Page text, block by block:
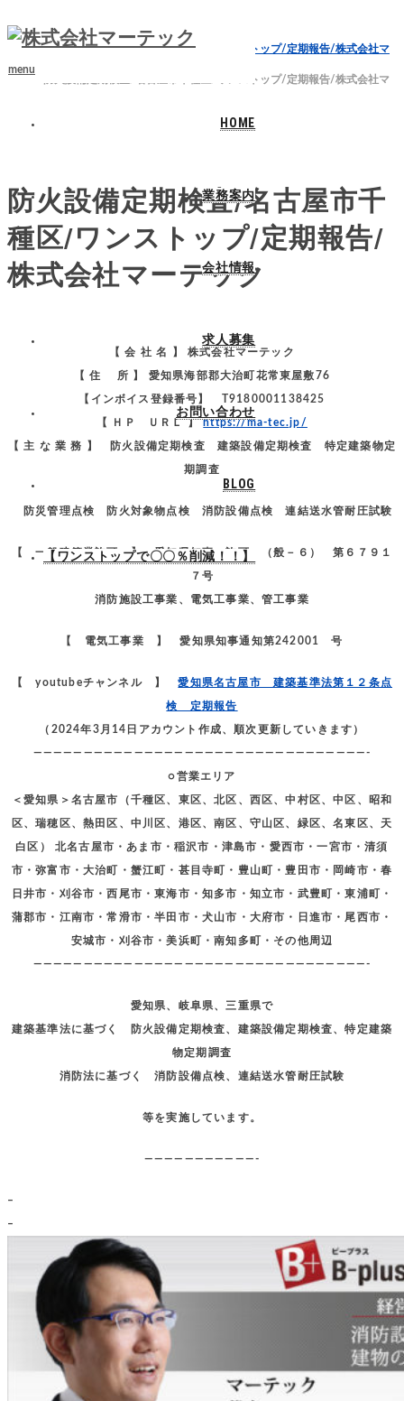
menu
HOME
業務案内
会社情報
求人募集
お問い合わせ
BLOG
【ワンストップで〇〇％削減！！】
ブログ
防火設備定期検査/名古屋市千種区/ワンストップ/定期報告/株式会社マ
防火設備定期検査/名古屋市千種区/ワンストップ/定期報告/株式会社マ
防火設備定期検査/名古屋市千
種区/ワンストップ/定期報告/
株式会社マーテック
【 会 社 名 】 株式会社マーテック
【 住 所 】 愛知県海部郡大治町花常東屋敷76
【インボイス登録番号】 T9180001138425
【 ＨＰ ＵＲＬ 】https://ma-tec.jp/
【 主 な 業 務 】 防火設備定期検査 建築設備定期検査 特定建築物定
期調査
防災管理点検 防火対象物点検 消防設備点検 連結送水管耐圧試験
【 一般建築業許可 】 愛知県知事 許可 （般－６） 第６７９１
７号
消防施設工事業、電気工事業、管工事業
【 電気工事業 】 愛知県知事通知第242001 号
【 youtubeチャンネル 】愛知県名古屋市 建築基準法第１２条点
検 定期報告
（2024年3月14日アカウント作成、順次更新していきます）
—————————————————————————————————-
○営業エリア
＜愛知県＞名古屋市（千種区、東区、北区、西区、中村区、中区、昭和
区、瑞穂区、熱田区、中川区、港区、南区、守山区、緑区、名東区、天
白区） 北名古屋市・あま市・稲沢市・津島市・愛西市・一宮市・清須
市・弥富市・大治町・蟹江町・甚目寺町・豊山町・豊田市・岡崎市・春
日井市・刈谷市・西尾市・東海市・知多市・知立市・武豊町・東浦町・
蒲郡市・江南市・常滑市・半田市・犬山市・大府市・日進市・尾西市・
安城市・刈谷市・美浜町・南知多町・その他周辺
—————————————————————————————————-
愛知県、岐阜県、三重県で
建築基準法に基づく 防火設備定期検査、建築設備定期検査、特定建築
物定期調査
消防法に基づく 消防設備点検、連結送水管耐圧試験
等を実施しています。
———————————-
–
–